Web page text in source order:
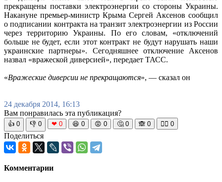
прекращены поставки электроэнергии со стороны Украины.
Накануне премьер-министр Крыма Сергей Аксенов сообщил
о подписании контракта на транзит электроэнергии из России
через территорию Украины. По его словам, «отключений
больше не будет, если этот контракт не будут нарушать наши
украинские партнеры». Сегодняшнее отключение Аксенов
назвал «вражеской диверсией», передает ТАСС.
«Вражеские диверсии не прекращаются», — сказал он
24 декабря 2014, 16:13
Вам понравилась эта публикация?
👍 0 👎 0 ❤ 0 😆 0 😡 0 🤔 0 🙈 0 🧘‍♀️ 0
Поделиться
Комментарии